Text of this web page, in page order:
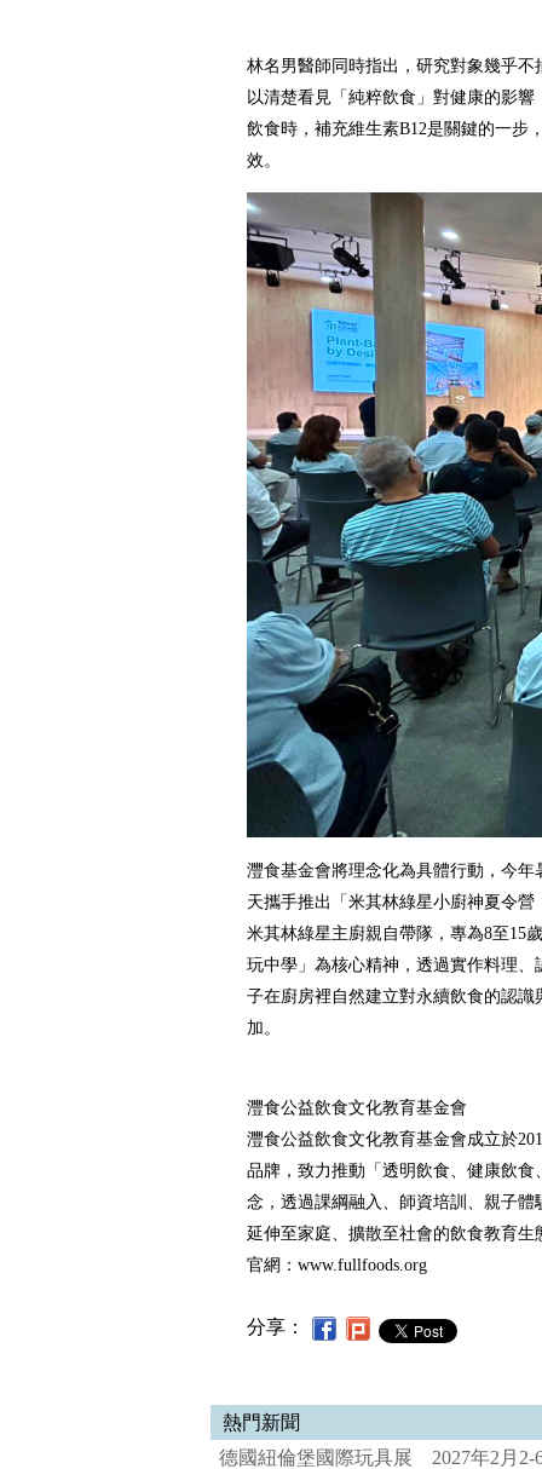
林名男醫師同時指出，研究對象幾乎
以清楚看見「純粹飲食」對健康的影
飲食時，補充維生素B12是關鍵的一步
效。
灃食基金會將理念化為具體行動，今年
天攜手推出「米其林綠星小廚神夏令營
米其林綠星主廚親自帶隊，專為8至15
玩中學」為核心精神，透過實作料理
子在廚房裡自然建立對永續飲食的認
加。
灃食公益飲食文化教育基金會
灃食公益飲食文化教育基金會成立於
品牌，致力推動「透明飲食、健康飲
念，透過課綱融入、師資培訓、親子
延伸至家庭、擴散至社會的飲食教育生
官網：www.fullfoods.org
分享：
熱門新聞
德國紐倫堡國際玩具展 2027年2月2-